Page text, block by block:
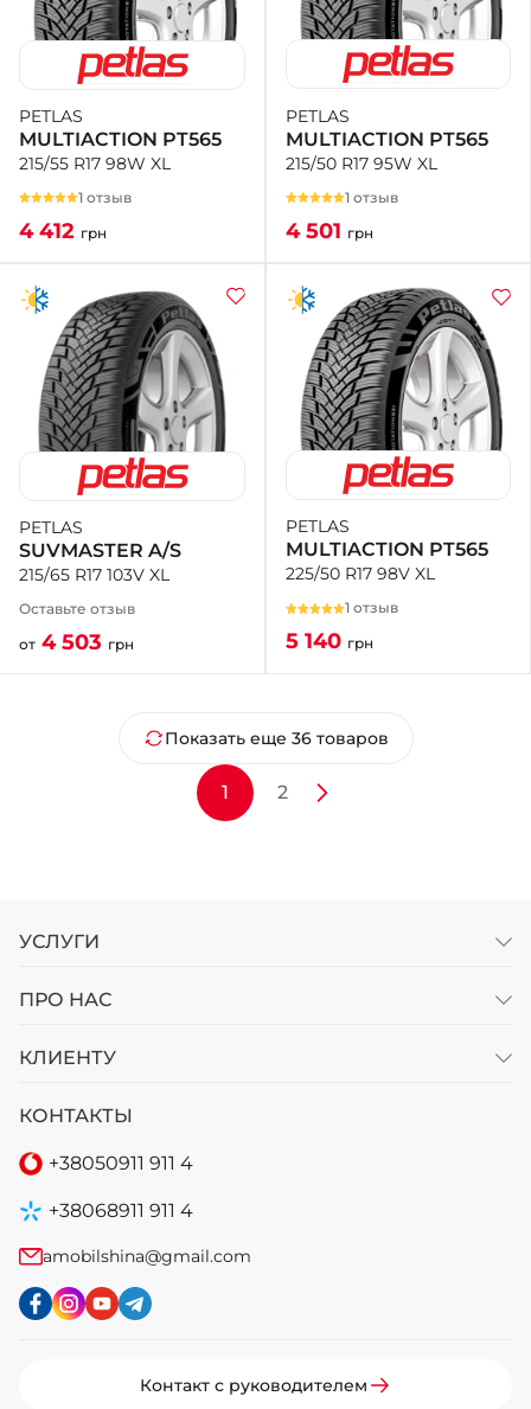
PETLAS
MULTIACTION PT565
215/55 R17 98W XL
1 отзыв
4 412 грн
PETLAS
MULTIACTION PT565
215/50 R17 95W XL
1 отзыв
4 501 грн
PETLAS
SUVMASTER A/S
215/65 R17 103V XL
Оставьте отзыв
от 4 503 грн
PETLAS
MULTIACTION PT565
225/50 R17 98V XL
1 отзыв
5 140 грн
Показать еще 36 товаров
1 2
УСЛУГИ
ПРО НАС
КЛИЕНТУ
КОНТАКТЫ
+38050911 911 4
+38068911 911 4
amobilshina@gmail.com
Контакт с руководителем